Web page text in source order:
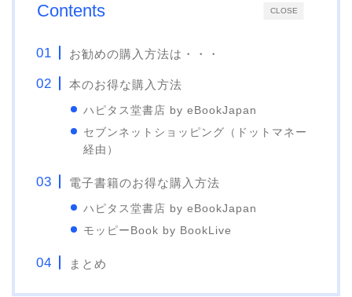
CLOSE
Contents
お勧めの購入方法は・・・
本のお得な購入方法
ハピタス堂書店 by eBookJapan
セブンネットショッピング（ドットマネー
経由）
電子書籍のお得な購入方法
ハピタス堂書店 by eBookJapan
モッピーBook by BookLive
まとめ